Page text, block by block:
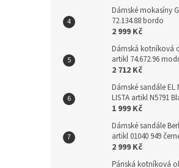
Dámské mokasíny
72.134.88 bordo
2 999 Kč
Dámská kotníková
artikl 74.672.96
2 712 Kč
Dámské sandále EL
LISTA artikl N5791
1 999 Kč
Dámské sandále
artikl 01040 949
2 999 Kč
Pánská kotníková